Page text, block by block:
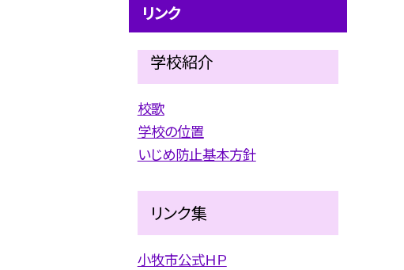
リンク
学校紹介
校歌
学校の位置
いじめ防止基本方針
リンク集
小牧市公式ＨＰ